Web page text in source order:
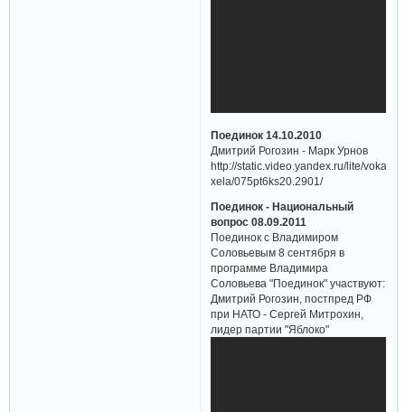
Поединок 14.10.2010
Дмитрий Рогозин - Марк Урнов
http://static.video.yandex.ru/lite/
xela/075pt6ks20.2901/
Поединок - Национальный
вопрос 08.09.2011
Поединок с Владимиром
Соловьевым 8 сентября в
программе Владимира
Соловьева "Поединок" участвуют:
Дмитрий Рогозин, постпред РФ
при НАТО - Сергей Митрохин,
лидер партии "Яблоко"